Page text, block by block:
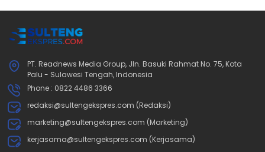
PT. Readnews Media Group, Jln. Basuki Rahmat No. 75, Kota
Palu - Sulawesi Tengah, Indonesia
Phone : 0822 4486 3366
redaksi@sultengekspres.com (Redaksi)
marketing@sultengekspres.com (Marketing)
kerjasama@sultengekspres.com (Kerjasama)